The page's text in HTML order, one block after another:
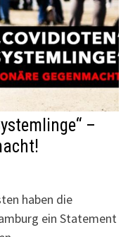
–
haben die
ein Statement